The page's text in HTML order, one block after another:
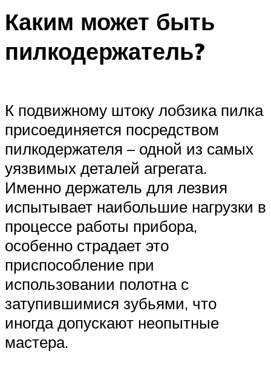
Каким может быть
пилкодержатель?
К подвижному штоку лобзика пилка
присоединяется посредством
пилкодержателя – одной из самых
уязвимых деталей агрегата.
Именно держатель для лезвия
испытывает наибольшие нагрузки в
процессе работы прибора,
особенно страдает это
приспособление при
использовании полотна с
затупившимися зубьями, что
иногда допускают неопытные
мастера.